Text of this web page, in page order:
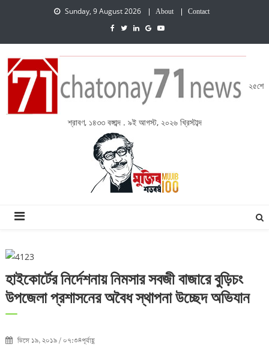
Sunday, 9 August 2026 About Contact
২৫শে
শ্রাবণ, ১৪৩৩ বঙ্গাব্দ . ৯ই আগস্ট, ২০২৬ খ্রিস্টাব্দ
হাইকোর্টের নির্দেশনায় নিমসার সবজী বাজারে বুড়িচং
উপজেলা প্রশাসনের অবৈধ স্থাপনা উচ্ছেদ অভিযান
ডিসে ১৯, ২০১৯ / ০৭:৩৪পূর্বাহ্ণ